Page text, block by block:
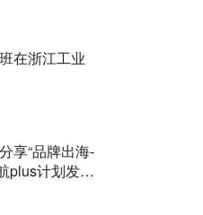
在浙江工业
享“品牌出海-
plus计划发